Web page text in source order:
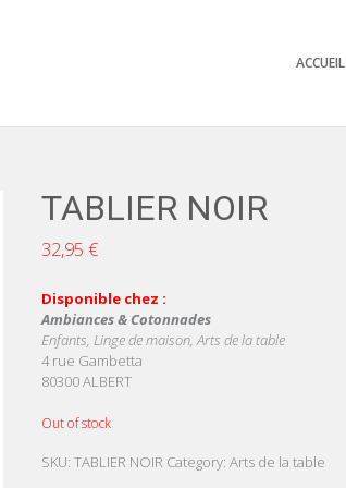
ACCUEIL
TABLIER NOIR
32,95 €
Disponible chez :
Ambiances & Cotonnades
Enfants, Linge de maison, Arts de la table
4 rue Gambetta
80300 ALBERT
Out of stock
SKU: TABLIER NOIR Category: Arts de la table